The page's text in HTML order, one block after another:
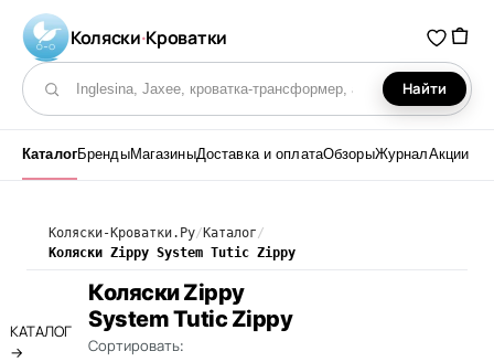
Коляски·Кроватки
Поиск по каталогу
Найти
КаталогБрендыМагазиныДоставка и оплатаОбзорыЖурналАкции
Коляски-Кроватки.Ру/ Каталог/
Коляски Zippy System Tutic Zippy
КАТАЛОГ
→
Коляски Zippy
System Tutic Zippy
Сортировать: